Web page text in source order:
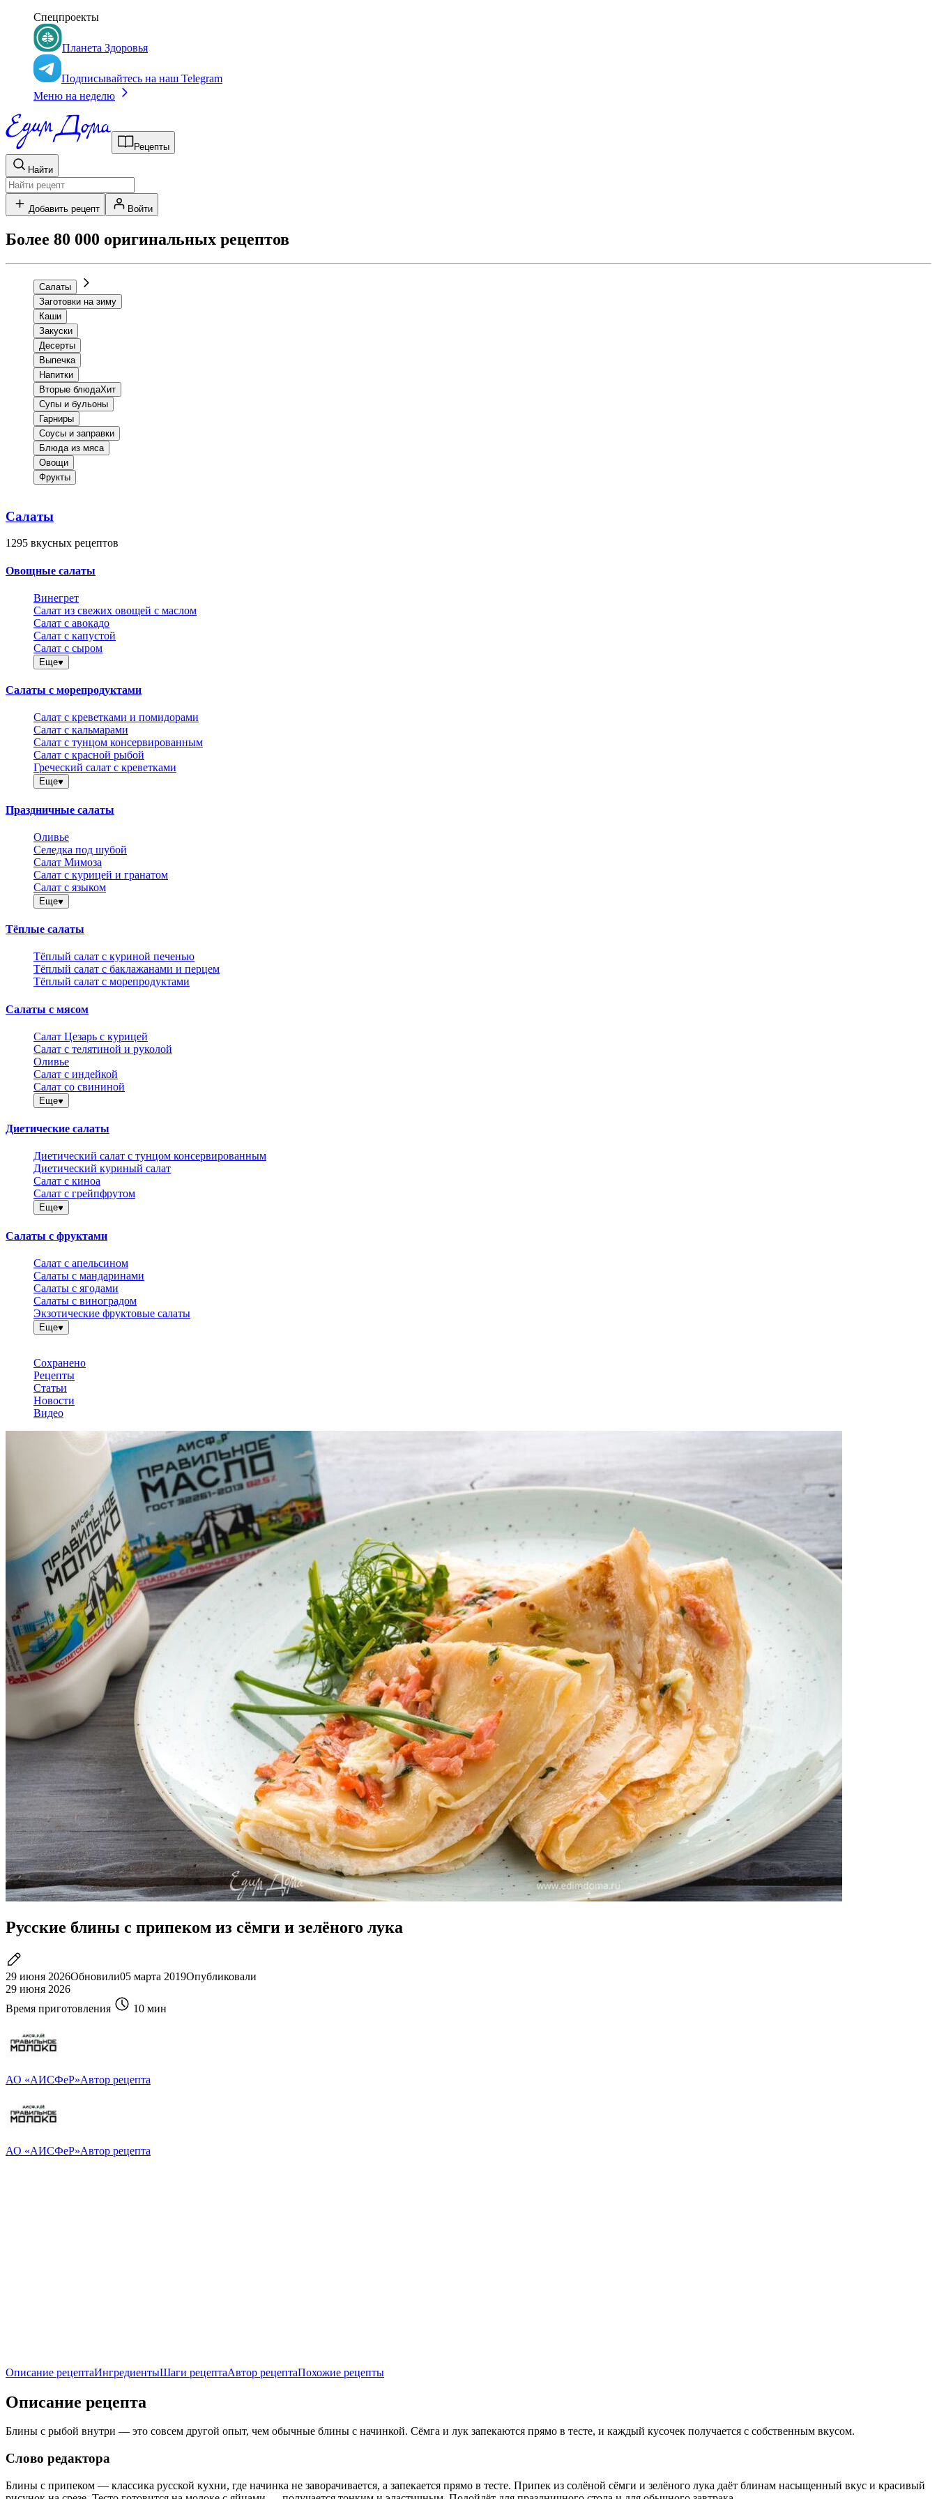
Спецпроекты
Планета Здоровья
Подписывайтесь на наш Telegram
Меню на неделю
Рецепты
Найти
Добавить рецепт Войти
Более 80 000 оригинальных рецептов
Салаты
Заготовки на зиму
Каши
Закуски
Десерты
Выпечка
Напитки
Вторые блюдаХит
Супы и бульоны
Гарниры
Соусы и заправки
Блюда из мяса
Овощи
Фрукты
Салаты
1295 вкусных рецептов
Овощные салаты
Винегрет
Салат из свежих овощей с маслом
Салат с авокадо
Салат с капустой
Салат с сыром
Еще
Салаты с морепродуктами
Салат с креветками и помидорами
Салат с кальмарами
Салат с тунцом консервированным
Салат с красной рыбой
Греческий салат с креветками
Еще
Праздничные салаты
Оливье
Селедка под шубой
Салат Мимоза
Салат с курицей и гранатом
Салат с языком
Еще
Тёплые салаты
Тёплый салат с куриной печенью
Тёплый салат с баклажанами и перцем
Тёплый салат с морепродуктами
Салаты с мясом
Салат Цезарь с курицей
Салат с телятиной и руколой
Оливье
Салат с индейкой
Салат со свининой
Еще
Диетические салаты
Диетический салат с тунцом консервированным
Диетический куриный салат
Салат с киноа
Салат с грейпфрутом
Еще
Салаты с фруктами
Салат с апельсином
Салаты с мандаринами
Салаты с ягодами
Салаты с виноградом
Экзотические фруктовые салаты
Еще
Сохранено
Рецепты
Статьи
Новости
Видео
Русские блины с припеком из сёмги и зелёного лука
29 июня 2026Обновили05 марта 2019Опубликовали
29 июня 2026
Время приготовления
10 мин
АО «АИСФеР»Автор рецепта
АО «АИСФеР»Автор рецепта
Описание рецептаИнгредиентыШаги рецептаАвтор рецептаПохожие рецепты
Описание рецепта
Блины с рыбой внутри — это совсем другой опыт, чем обычные блины с начинкой. Сёмга и лук запекаются прямо в тесте, и каждый кусочек получается с собственным вкусом.
Слово редактора
Блины с припеком — классика русской кухни, где начинка не заворачивается, а запекается прямо в тесте. Припек из солёной сёмги и зелёного лука даёт блинам насыщенный вкус и красивый